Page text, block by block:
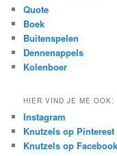
h
Quote
Boek
Buitenspelen
Dennenappels
Kolenboer
HIER VIND JE ME OOK:
Instagram
Knutzels op Pinterest
Knutzels op Facebook